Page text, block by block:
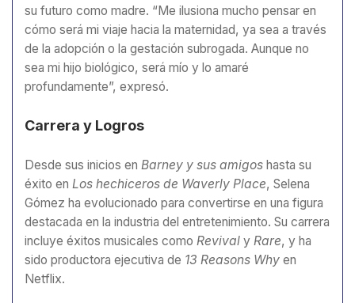
su futuro como madre. “Me ilusiona mucho pensar en
cómo será mi viaje hacia la maternidad, ya sea a través
de la adopción o la gestación subrogada. Aunque no
sea mi hijo biológico, será mío y lo amaré
profundamente”, expresó.
Carrera y Logros
Desde sus inicios en Barney y sus amigos hasta su
éxito en Los hechiceros de Waverly Place, Selena
Gómez ha evolucionado para convertirse en una figura
destacada en la industria del entretenimiento. Su carrera
incluye éxitos musicales como Revival y Rare, y ha
sido productora ejecutiva de 13 Reasons Why en
Netflix.